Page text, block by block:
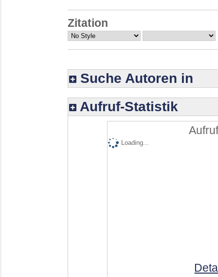
Zitation
Suche Autoren in
Aufruf-Statistik
Loading...